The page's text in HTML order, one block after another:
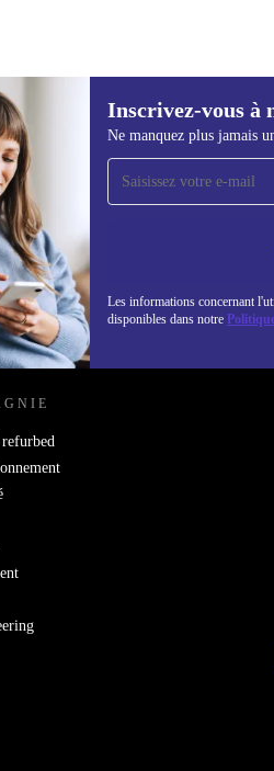
Inscrivez-vous à
Ne manquez plus jamais
Les informations concernant
disponibles dans notre
offres et infos de
par mail
manquez plus aucune offre.
FRANCE - RETHINK NEW.